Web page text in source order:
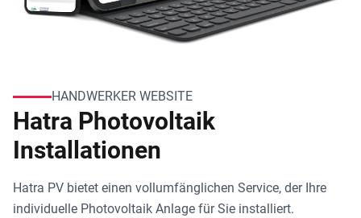
HANDWERKER WEBSITE
Hatra Photovoltaik
Installationen
Hatra PV bietet einen vollumfänglichen Service, der Ihre
individuelle Photovoltaik Anlage für Sie installiert.